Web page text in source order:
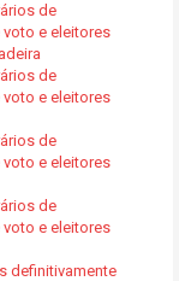
de
e eleitores
de
e eleitores
de
e eleitores
de
e eleitores
definitivamente